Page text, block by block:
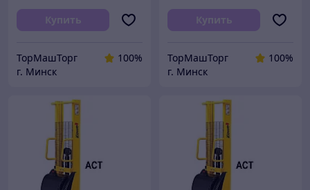
Купить
ТорМашТорг
100%
г. Минск
Купить
ТорМашТорг
100%
г. Минск